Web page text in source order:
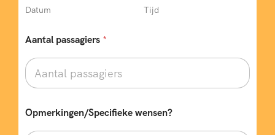
Datum Tijd
Aantal passagiers *
Opmerkingen/Specifieke wensen?